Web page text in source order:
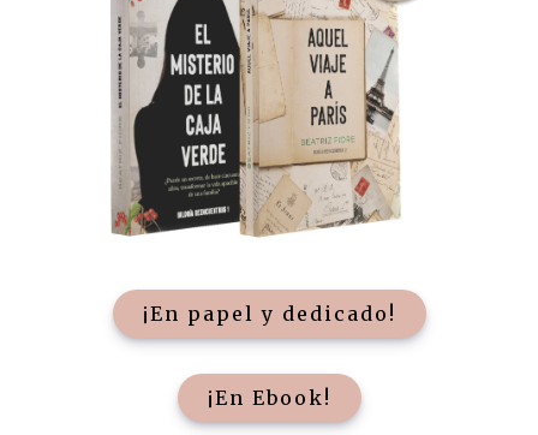
¡En papel y dedicado!
¡En Ebook!